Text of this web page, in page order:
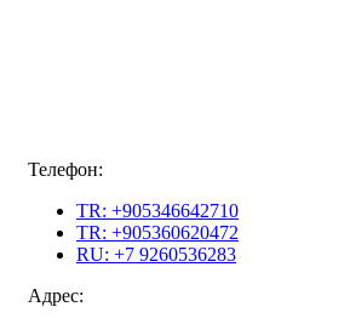
Телефон:
TR: +905346642710
TR: +905360620472
RU: +7 9260536283
Адрес: